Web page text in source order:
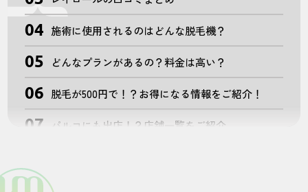
施術に使用されるのはどんな脱毛機？
どんなプランがあるの？料金は高い？
脱毛が500円で！？お得になる情報をご紹介！
パルコにも出店！？店舗一覧をご紹介
無料カウンセリング予約の流れ